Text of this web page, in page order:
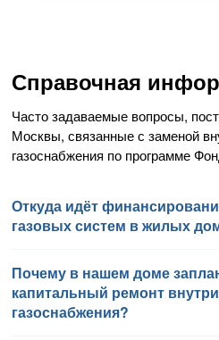
Справочная
Часто задаваемые вопросы,
Москвы, связанные с заменой
газоснабжения по программе
Откуда идёт
газовых систем в жилых
Работы по замене
финансируются Фондом
многоквартирных домов города
Почему в нашем доме
капитальный ремонт
газоснабжения?